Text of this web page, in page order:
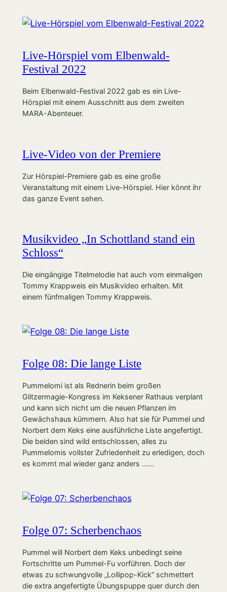
Live-Hörspiel vom Elbenwald-
Festival 2022
Beim Elbenwald-Festival 2022 gab es ein Live-
Hörspiel mit einem Ausschnitt aus dem zweiten
MARA-Abenteuer.
Live-Video von der Premiere
Zur Hörspiel-Premiere gab es eine große
Veranstaltung mit einem Live-Hörspiel. Hier könnt ihr
das ganze Event sehen.
Musikvideo „In Schottland stand ein
Schloss“
Die eingängige Titelmelodie hat auch vom einmaligen
Tommy Krappweis ein Musikvideo erhalten. Mit
einem fünfmaligen Tommy Krappweis.
Folge 08: Die lange Liste
Pummelomi ist als Rednerin beim großen
Glitzermagie-Kongress im Keksener Rathaus verplant
und kann sich nicht um die neuen Pflanzen im
Gewächshaus kümmern. Also hat sie für Pummel und
Norbert dem Keks eine ausführliche Liste angefertigt.
Die beiden sind wild entschlossen, alles zu
Pummelomis vollster Zufriedenheit zu erledigen, doch
es kommt mal wieder ganz anders ……
Folge 07: Scherbenchaos
Pummel will Norbert dem Keks unbedingt seine
Fortschritte um Pummel-Fu vorführen. Doch der
etwas zu schwungvolle „Lollipop-Kick“ schmettert
die extra angefertigte Übungspuppe quer durch den